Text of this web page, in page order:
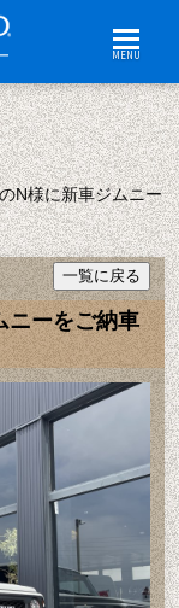
MENU
N様に新車ジムニー
ニーをご納車